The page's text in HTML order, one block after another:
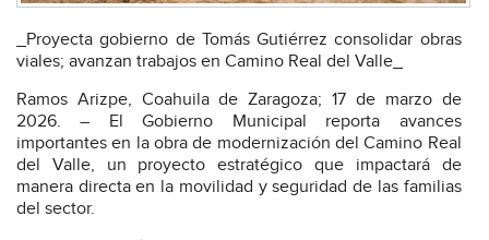
_Proyecta gobierno de Tomás Gutiérrez consolidar obras
viales; avanzan trabajos en Camino Real del Valle_
Ramos Arizpe, Coahuila de Zaragoza; 17 de marzo de
2026. – El Gobierno Municipal reporta avances
importantes en la obra de modernización del Camino Real
del Valle, un proyecto estratégico que impactará de
manera directa en la movilidad y seguridad de las familias
del sector.